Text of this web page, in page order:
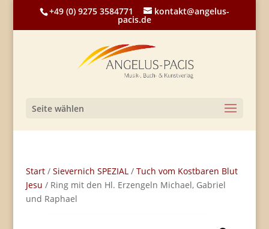
+49 (0) 9275 3584771 kontakt@angelus-
pacis.de
Seite wählen
Start/ Sievernich SPEZIAL/ Tuch vom Kostbaren Blut
Jesu / Ring mit den Hl. Erzengeln Michael, Gabriel
und Raphael